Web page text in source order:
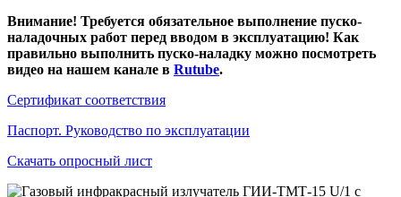
Внимание! Требуется обязательное выполнение пуско-
наладочных работ перед вводом в эксплуатацию! Как
правильно выполнить пуско-наладку можно посмотреть
видео на нашем канале в Rutube.
Сертификат соответствия
Паспорт. Руководство по эксплуатации
Скачать опросный лист